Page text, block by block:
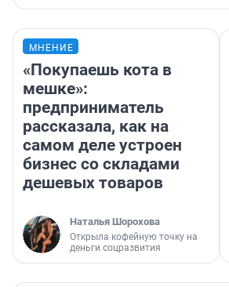
МНЕНИЕ
«Покупаешь кота в
мешке»:
предприниматель
рассказала, как на
самом деле устроен
бизнес со складами
дешевых товаров
Наталья Шорохова
Открыла кофейную точку на
деньги соцразвития